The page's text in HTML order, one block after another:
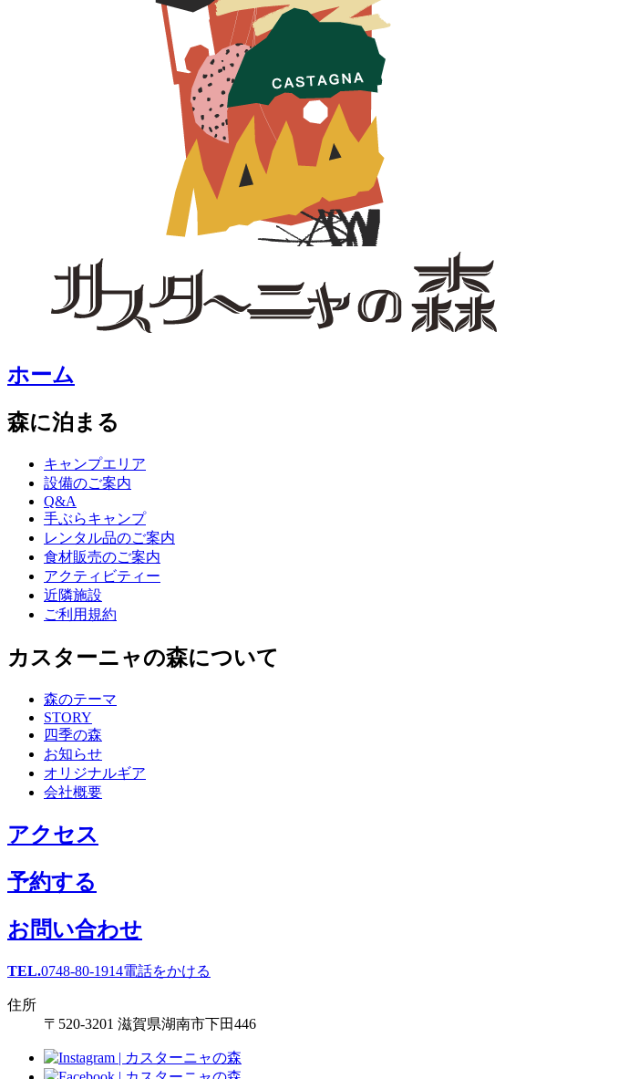
ホーム
森に泊まる
キャンプエリア
設備のご案内
Q&A
手ぶらキャンプ
レンタル品のご案内
食材販売のご案内
アクティビティー
近隣施設
ご利用規約
カスターニャの森について
森のテーマ
STORY
四季の森
お知らせ
オリジナルギア
会社概要
アクセス
予約する
お問い合わせ
TEL.0748-80-1914電話をかける
住所
〒520-3201 滋賀県湖南市下田446